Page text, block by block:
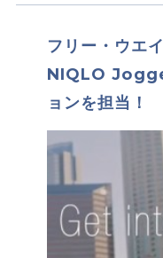
フリー・ウエ
NIQLO
ョンを担当！